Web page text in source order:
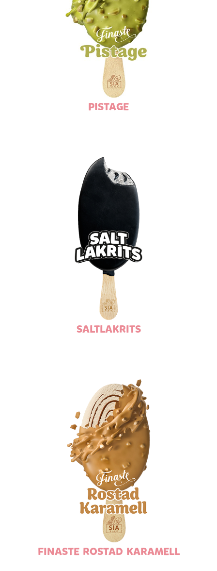
PISTAGE
SALTLAKRITS
FINASTE ROSTAD KARAMELL